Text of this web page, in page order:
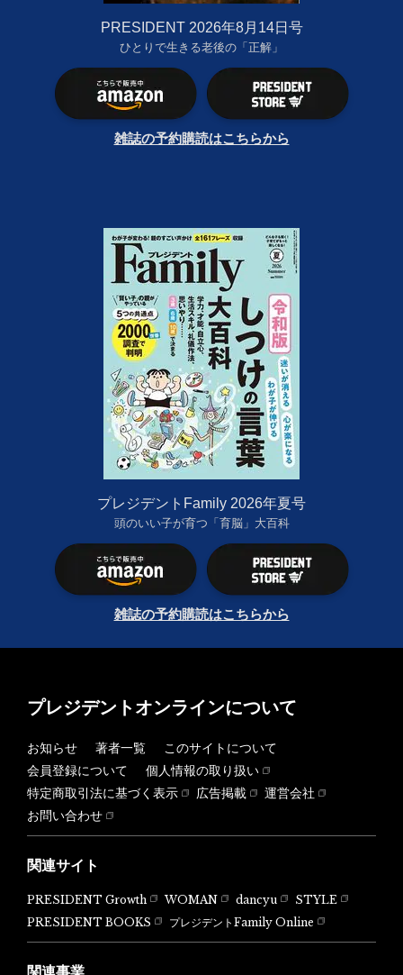
PRESIDENT 2026年8月14日号
ひとりで生きる老後の「正解」
雑誌の予約購読はこちらから
プレジデントFamily 2026年夏号
頭のいい子が育つ「育脳」大百科
雑誌の予約購読はこちらから
プレジデントオンラインについて
お知らせ 著者一覧
このサイトについて
会員登録について
個人情報の取り扱い
特定商取引法に基づく表示
広告掲載
運営会社
お問い合わせ
関連サイト
PRESIDENT Growth WOMAN dancyu
STYLE
PRESIDENT BOOKS
プレジデントFamily Online
関連事業